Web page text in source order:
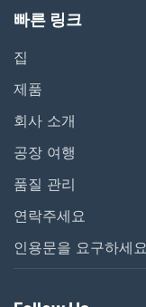
빠른 링크
집
제품
회사 소개
공장 여행
품질 관리
연락주세요
인용문을 요구하세요